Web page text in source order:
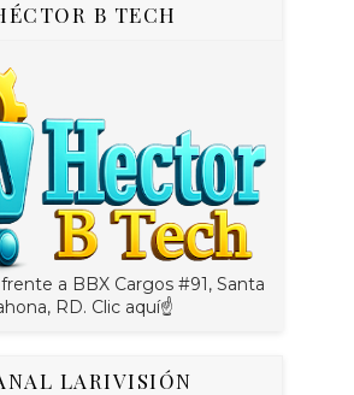
B TECH
a BBX Cargos #91, Santa
RD. Clic aquí☝
LARIVISIÓN